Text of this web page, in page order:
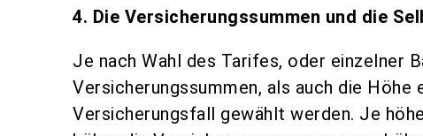
4. Die Versicherungssummen und die
Je nach Wahl des Tarifes, oder einzelner
Versicherungssummen, als auch die
Versicherungsfall gewählt werden. Je